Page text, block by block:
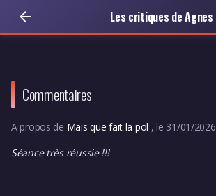
Les critiques de Agnes
Commentaires
A propos de Mais que fait la pol , le 31/01/2026
Séance très réussie !!!